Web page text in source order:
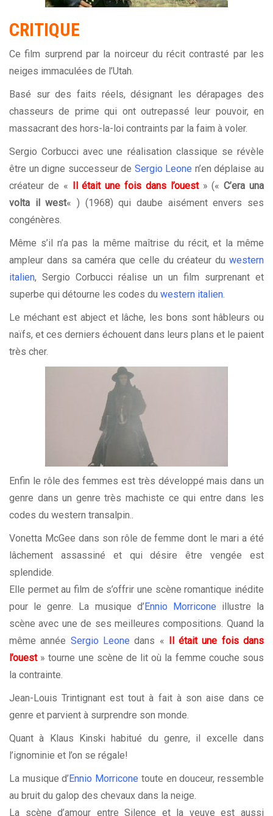
CRITIQUE
Ce film surprend par la noirceur du récit contrasté par les
neiges immaculées de l’Utah.
Basé sur des faits réels, désignant les dérapages des
chasseurs de prime qui ont outrepassé leur pouvoir, en
massacrant des hors-la-loi contraints par la faim à voler.
Sergio Corbucci avec une réalisation classique se révèle
être un digne successeur de Sergio Leone n’en déplaise au
créateur de «
Il était une fois dans l’ouest» («C’era una
volta il west« ) (1968) qui daube aisément envers ses
congénères.
Même s’il n’a pas la même maîtrise du récit, et la même
ampleur dans sa caméra que celle du créateur du western
italien, Sergio Corbucci réalise un un film surprenant et
superbe qui détourne les codes du western italien.
Le méchant est abject et lâche, les bons sont hâbleurs ou
naïfs, et ces derniers échouent dans leurs plans et le paient
très cher.
Enfin le rôle des femmes est très développé mais dans un
genre dans un genre très machiste ce qui entre dans les
codes du western transalpin..
Vonetta McGee dans son rôle de femme dont le mari a été
lâchement assassiné et qui désire être vengée est
splendide.
Elle permet au film de s’offrir une scène romantique inédite
pour le genre. La musique d’ Ennio Morricone illustre la
scène avec une de ses meilleures compositions. Quand la
même année Sergio Leone dans «
Il était une fois dans
l’ouest» tourne une scène de lit où la femme couche sous
la contrainte.
Jean-Louis Trintignant est tout à fait à son aise dans ce
genre et parvient à surprendre son monde.
Quant à Klaus Kinski habitué du genre, il excelle dans
l’ignominie et l’on se régale!
La musique d’ Ennio Morricone toute en douceur, ressemble
au bruit du galop des chevaux dans la neige.
La scène d’amour entre Silence et la veuve est aussi